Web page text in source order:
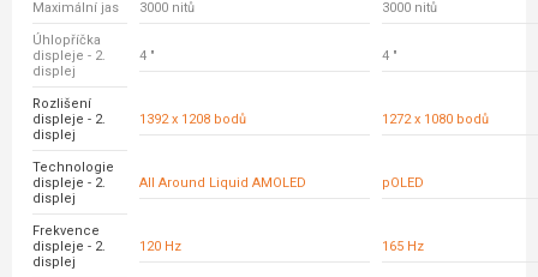
Maximální jas 3000 nitů 3000 nitů
Úhlopříčka
displeje - 2.
displej
4 " 4 "
Rozlišení
displeje - 2.
displej
1392 x 1208 bodů 1272 x 1080 bodů
Technologie
displeje - 2.
displej
All Around Liquid AMOLED pOLED
Frekvence
displeje - 2.
displej
120 Hz 165 Hz